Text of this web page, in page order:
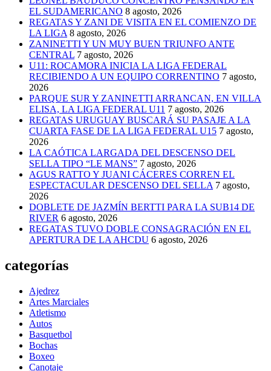
EL SUDAMERICANO 8 agosto, 2026
REGATAS Y ZANI DE VISITA EN EL COMIENZO DE
LA LIGA 8 agosto, 2026
ZANINETTI Y UN MUY BUEN TRIUNFO ANTE
CENTRAL 7 agosto, 2026
U11: ROCAMORA INICIA LA LIGA FEDERAL
RECIBIENDO A UN EQUIPO CORRENTINO 7 agosto,
2026
PARQUE SUR Y ZANINETTI ARRANCAN, EN VILLA
ELISA, LA LIGA FEDERAL U11 7 agosto, 2026
REGATAS URUGUAY BUSCARÁ SU PASAJE A LA
CUARTA FASE DE LA LIGA FEDERAL U15 7 agosto,
2026
LA CAÓTICA LARGADA DEL DESCENSO DEL
SELLA TIPO “LE MANS” 7 agosto, 2026
AGUS RATTO Y JUANI CÁCERES CORREN EL
ESPECTACULAR DESCENSO DEL SELLA 7 agosto,
2026
DOBLETE DE JAZMÍN BERTTI PARA LA SUB14 DE
RIVER 6 agosto, 2026
REGATAS TUVO DOBLE CONSAGRACIÓN EN EL
APERTURA DE LA AHCDU 6 agosto, 2026
categorías
Ajedrez
Artes Marciales
Atletismo
Autos
Basquetbol
Bochas
Boxeo
Canotaje